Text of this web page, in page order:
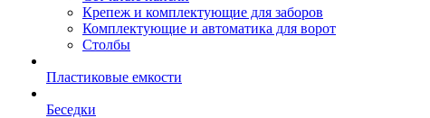
Крепеж и комплектующие для заборов
Комплектующие и автоматика для ворот
Столбы
Пластиковые емкости
Беседки